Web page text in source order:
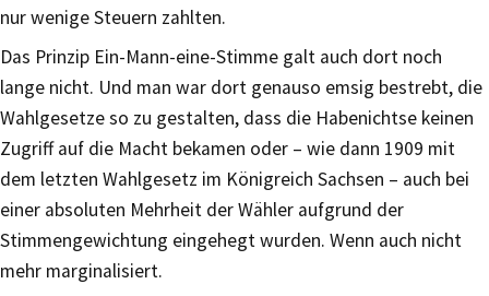
nur wenige Steuern zahlten.
Das Prinzip Ein-Mann-eine-Stimme galt auch dort noch
lange nicht. Und man war dort genauso emsig bestrebt, die
Wahlgesetze so zu gestalten, dass die Habenichtse keinen
Zugriff auf die Macht bekamen oder – wie dann 1909 mit
dem letzten Wahlgesetz im Königreich Sachsen – auch bei
einer absoluten Mehrheit der Wähler aufgrund der
Stimmengewichtung eingehegt wurden. Wenn auch nicht
mehr marginalisiert.